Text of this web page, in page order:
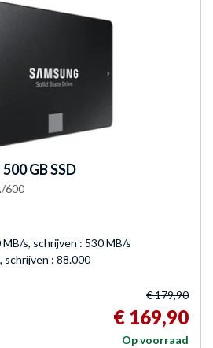
GB SSD
600
s, schrijven : 530 MB/s
schrijven : 88.000
€ 179,90
€ 169,90
Op voorraad